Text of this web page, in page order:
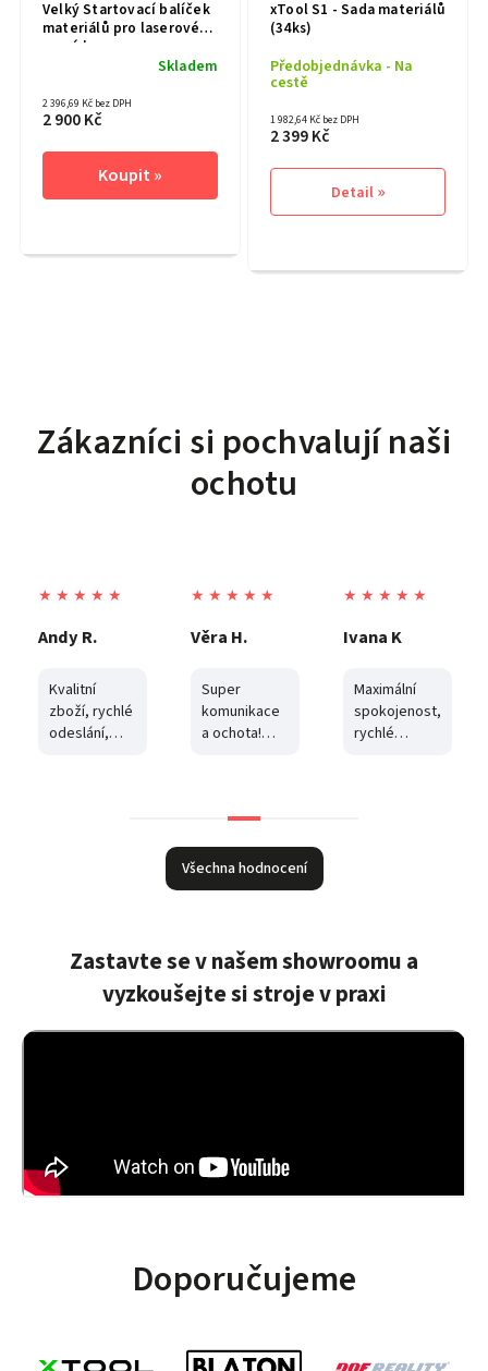
Velký Startovací balíček
materiálů pro laserové
gravírky
Skladem
2 396,69 Kč bez DPH
2 900 Kč
xTool S1 - Sada materiálů
(34ks)
Předobjednávka - Na
cestě
1 982,64 Kč bez DPH
2 399 Kč
Detail
Zákazníci si pochvalují naši
ochotu
★ ★ ★ ★ ★
Andy R.
Kvalitní
zboží, rychlé
odeslání,
★ ★ ★ ★ ★
Věra H.
Super
komunikace
a ochota!
poškozený a
část zboží
byla
odcizena.
odcizené
zboží
obratem
bez
★ ★ ★ ★ ★
Ivana K
Maximální
spokojenost,
rychlé
Všechna hodnocení
Zastavte se v našem showroomu a
vyzkoušejte si stroje v praxi
Doporučujeme